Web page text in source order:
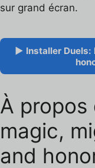
sur grand écran.
▶ Installer Duels:
À propos
magic,
and